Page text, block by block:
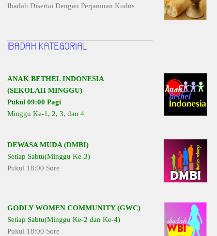
Ibadah Disertai Dengan Perjamuan Kudus
ANAK BETHEL INDONESIA
(SEKOLAH MINGGU)
Pukul 09:00 Pagi
Minggu Ke-1, 2, 3, dan 4
DEWASA MUDA (DMBI)
Setiap Sabtu(Minggu Ke-3)
Pukul 18:00 Sore
GODLY WOMEN COMMUNITY (GWC)
Setiap Sabtu(Minggu Ke-2 dan Ke-4)
Pukul 18:00 Sore